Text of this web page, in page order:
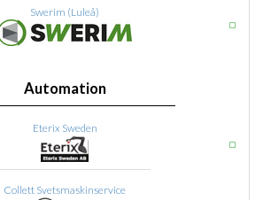
Swerim (Luleå)
Automation
Eterix Sweden
Collett Svetsmaskinservice